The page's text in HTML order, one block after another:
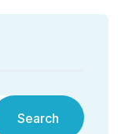
Search